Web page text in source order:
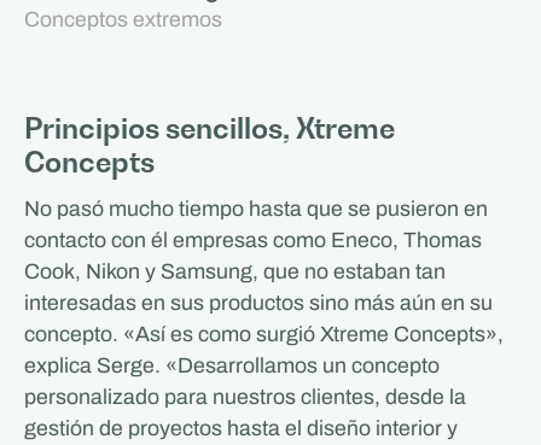
Conceptos extremos
Principios sencillos, Xtreme
Concepts
No pasó mucho tiempo hasta que se pusieron en
contacto con él empresas como Eneco, Thomas
Cook, Nikon y Samsung, que no estaban tan
interesadas en sus productos sino más aún en su
concepto. «Así es como surgió Xtreme Concepts»,
explica Serge. «Desarrollamos un concepto
personalizado para nuestros clientes, desde la
gestión de proyectos hasta el diseño interior y